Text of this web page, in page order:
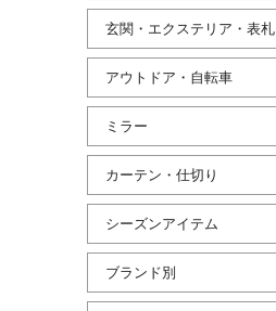
玄関・エクステリア・表札
アウトドア・自転車
ミラー
カーテン・仕切り
シーズンアイテム
ブランド別